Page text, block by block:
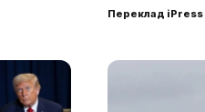
Переклад iPress